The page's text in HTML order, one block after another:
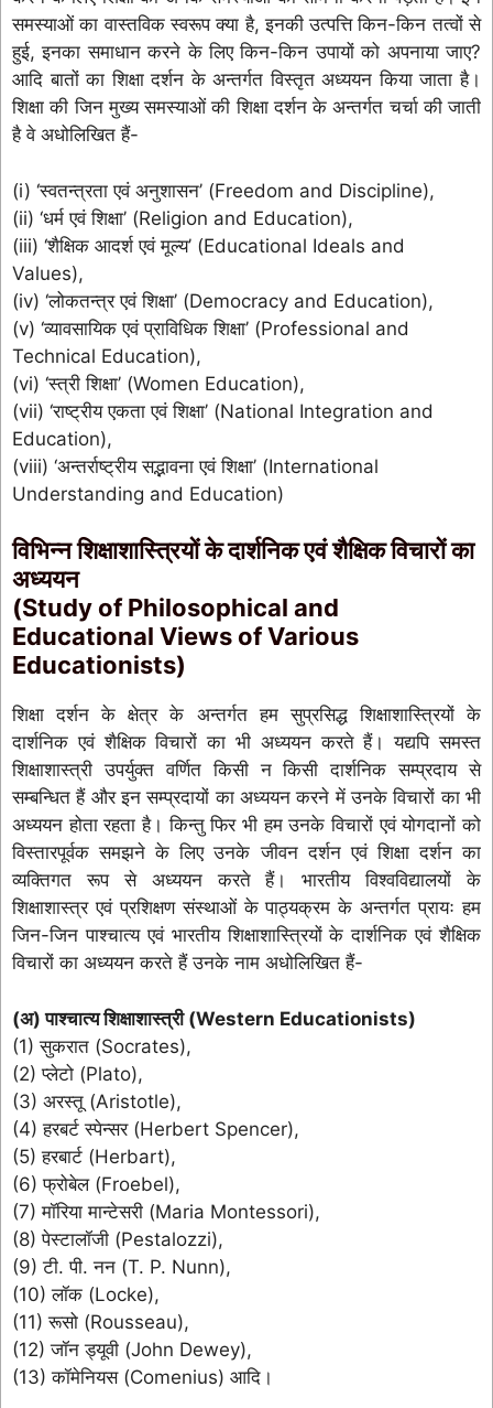
समस्याओं का वास्तविक स्वरूप क्या है, इनकी उत्पत्ति किन-किन तत्वों से
हुई, इनका समाधान करने के लिए किन-किन उपायों को अपनाया जाए?
आदि बातों का शिक्षा दर्शन के अन्तर्गत विस्तृत अध्ययन किया जाता है।
शिक्षा की जिन मुख्य समस्याओं की शिक्षा दर्शन के अन्तर्गत चर्चा की जाती
है वे अधोलिखित हैं-
(i) ‘स्वतन्त्रता एवं अनुशासन’ (Freedom and Discipline),
(ii) ‘धर्म एवं शिक्षा’ (Religion and Education),
(iii) ‘शैक्षिक आदर्श एवं मूल्य’ (Educational Ideals and
Values),
(iv) ‘लोकतन्त्र एवं शिक्षा’ (Democracy and Education),
(v) ‘व्यावसायिक एवं प्राविधिक शिक्षा’ (Professional and
Technical Education),
(vi) ‘स्त्री शिक्षा’ (Women Education),
(vii) ‘राष्ट्रीय एकता एवं शिक्षा’ (National Integration and
Education),
(viii) ‘अन्तर्राष्ट्रीय सद्भावना एवं शिक्षा’ (International
Understanding and Education)
विभिन्न शिक्षाशास्त्रियों के दार्शनिक एवं शैक्षिक विचारों का
अध्ययन
(Study of Philosophical and
Educational Views of Various
Educationists)
शिक्षा दर्शन के क्षेत्र के अन्तर्गत हम सुप्रसिद्ध शिक्षाशास्त्रियों के
दार्शनिक एवं शैक्षिक विचारों का भी अध्ययन करते हैं। यद्यपि समस्त
शिक्षाशास्त्री उपर्युक्त वर्णित किसी न किसी दार्शनिक सम्प्रदाय से
सम्बन्धित हैं और इन सम्प्रदायों का अध्ययन करने में उनके विचारों का भी
अध्ययन होता रहता है। किन्तु फिर भी हम उनके विचारों एवं योगदानों को
विस्तारपूर्वक समझने के लिए उनके जीवन दर्शन एवं शिक्षा दर्शन का
व्यक्तिगत रूप से अध्ययन करते हैं। भारतीय विश्वविद्यालयों के
शिक्षाशास्त्र एवं प्रशिक्षण संस्थाओं के पाठ्यक्रम के अन्तर्गत प्रायः हम
जिन-जिन पाश्चात्य एवं भारतीय शिक्षाशास्त्रियों के दार्शनिक एवं शैक्षिक
विचारों का अध्ययन करते हैं उनके नाम अधोलिखित हैं-
(अ) पाश्चात्य शिक्षाशास्त्री (Western Educationists)
(1) सुकरात (Socrates),
(2) प्लेटो (Plato),
(3) अरस्तू (Aristotle),
(4) हरबर्ट स्पेन्सर (Herbert Spencer),
(5) हरबार्ट (Herbart),
(6) फ्रोबेल (Froebel),
(7) मॉरिया मान्टेसरी (Maria Montessori),
(8) पेस्टालॉजी (Pestalozzi),
(9) टी. पी. नन (T. P. Nunn),
(10) लॉक (Locke),
(11) रूसो (Rousseau),
(12) जॉन ड्यूवी (John Dewey),
(13) कॉमेनियस (Comenius) आदि।